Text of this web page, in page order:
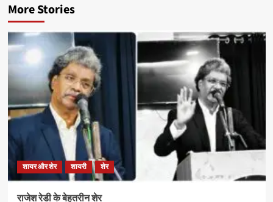
More Stories
शायर और शेर शायरी शेर
राजेश रेडी के बेहतरीन शेर